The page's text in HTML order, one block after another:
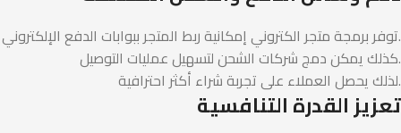
توفر برمجة متجر الكتروني إمكانية ربط المتجر ببوابات الدفع الإلكتروني.
كذلك يمكن دمج شركات الشحن لتسهيل عمليات التوصيل.
لذلك يحصل العملاء على تجربة شراء أكثر احترافية.
تعزيز القدرة التنافسية